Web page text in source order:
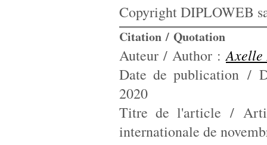
Copyright DIPLOWEB
Citation / Quotation
Auteur / Author :Axelle
Date de publication /
2020
Titre de l'article /
internationale de